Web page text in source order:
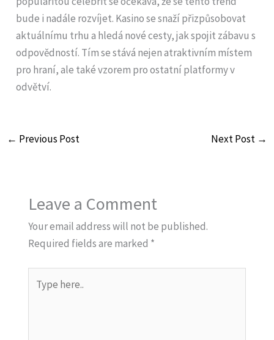
bude i nadále rozvíjet. Kasino se snaží přizpůsobovat
aktuálnímu trhu a hledá nové cesty, jak spojit zábavu s
odpovědností. Tím se stává nejen atraktivním místem
pro hraní, ale také vzorem pro ostatní platformy v
odvětví.
← Previous Post Next Post →
Leave a Comment
Your email address will not be published.
Required fields are marked *
here..